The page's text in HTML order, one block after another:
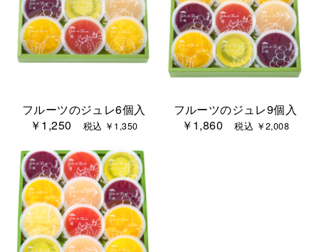
フルーツのジュレ6個入
￥1,250
税込 ￥1,350
フルーツのジュレ9個入
￥1,860税込 ￥2,008